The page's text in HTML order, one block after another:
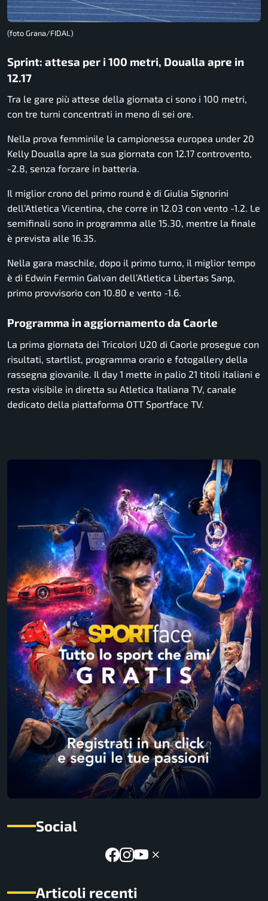
(foto Grana/FIDAL)
Sprint: attesa per i 100 metri, Doualla apre in
12.17
Tra le gare più attese della giornata ci sono i 100 metri,
con tre turni concentrati in meno di sei ore.
Nella prova femminile la campionessa europea under 20
Kelly Doualla apre la sua giornata con 12.17 controvento,
-2.8, senza forzare in batteria.
Il miglior crono del primo round è di Giulia Signorini
dell’Atletica Vicentina, che corre in 12.03 con vento -1.2. Le
semifinali sono in programma alle 15.30, mentre la finale
è prevista alle 16.35.
Nella gara maschile, dopo il primo turno, il miglior tempo
è di Edwin Fermin Galvan dell’Atletica Libertas Sanp,
primo provvisorio con 10.80 e vento -1.6.
Programma in aggiornamento da Caorle
La prima giornata dei Tricolori U20 di Caorle prosegue con
risultati, startlist, programma orario e fotogallery della
rassegna giovanile. Il day 1 mette in palio 21 titoli italiani e
resta visibile in diretta su Atletica Italiana TV, canale
dedicato della piattaforma OTT Sportface TV.
Social
Articoli recenti